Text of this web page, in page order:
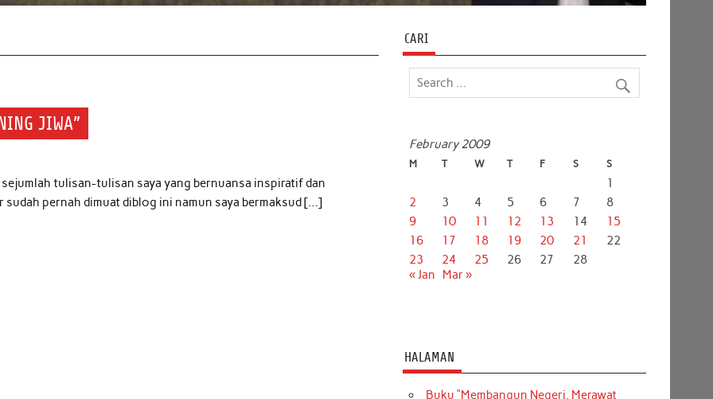
JIWA”
tulisan-tulisan saya yang bernuansa inspiratif dan
sudah pernah dimuat diblog ini namun saya bermaksud […]
CARI
February 2009
M T W T F S S
1
2
3 4 5 6 7
8
9
10 11 12 13 14
15
16
17 18 19 20 21
22
23
24 25 26 27
28
« Jan
Mar »
HALAMAN
Buku “Membangun Negeri, Merawat